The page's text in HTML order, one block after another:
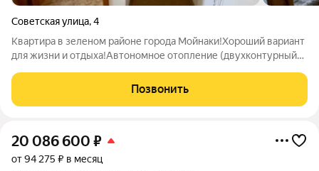
Советская улица,4
Квартира в зеленом районе города Мойнаки!Хороший вариант
для жизни и отдыха!Автономное отопление (двухконтурный
зеленой зоны.В шаговой доступности две школы и четыре
детских сада, много
Позвонить
20 086 600 ₽
от 94 275 ₽ в месяц